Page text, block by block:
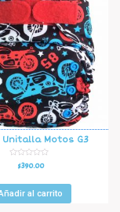
Unitalla Motos G3
o
r
a
d
$390.00
al carrito